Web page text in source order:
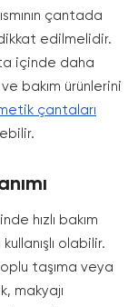
çantada
edilmelidir.
içinde daha
bakım ürünlerini
çantaları
hızlı bakım
olabilir.
taşıma veya
makyajı